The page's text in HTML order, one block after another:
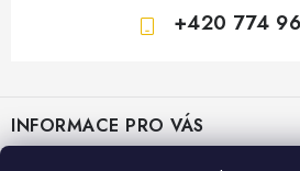
+420 774
pINFORMACE PRO VÁS